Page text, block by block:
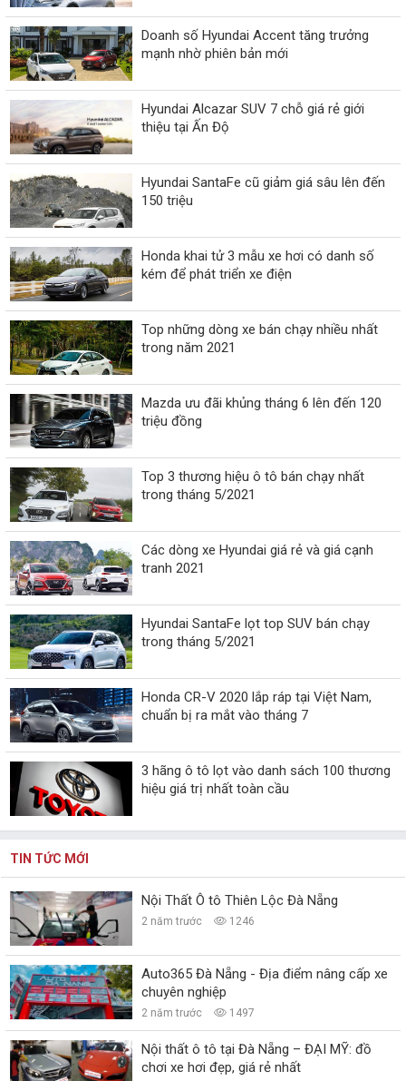
Doanh số Hyundai Accent tăng trưởng
mạnh nhờ phiên bản mới
Hyundai Alcazar SUV 7 chỗ giá rẻ giới
thiệu tại Ấn Độ
Hyundai SantaFe cũ giảm giá sâu lên đến
150 triệu
Honda khai tử 3 mẫu xe hơi có danh số
kém để phát triển xe điện
Top những dòng xe bán chạy nhiều nhất
trong năm 2021
Mazda ưu đãi khủng tháng 6 lên đến 120
triệu đồng
Top 3 thương hiệu ô tô bán chạy nhất
trong tháng 5/2021
Các dòng xe Hyundai giá rẻ và giá cạnh
tranh 2021
Hyundai SantaFe lọt top SUV bán chạy
trong tháng 5/2021
Honda CR-V 2020 lắp ráp tại Việt Nam,
chuẩn bị ra mắt vào tháng 7
3 hãng ô tô lọt vào danh sách 100 thương
hiệu giá trị nhất toàn cầu
TIN TỨC MỚI
Nội Thất Ô tô Thiên Lộc Đà Nẵng
2 năm trước 1246
Auto365 Đà Nẵng - Địa điểm nâng cấp xe
chuyên nghiệp
2 năm trước 1497
Nội thất ô tô tại Đà Nẵng – ĐẠI MỸ: đồ
chơi xe hơi đẹp, giá rẻ nhất